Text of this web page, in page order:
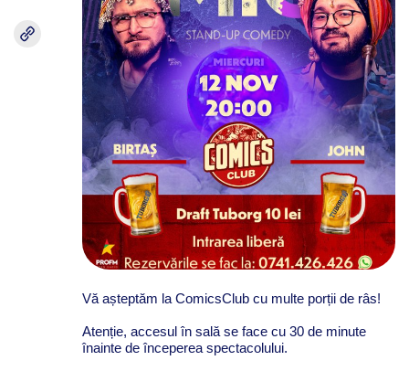
Vă așteptăm la ComicsClub cu multe porții de râs!
Atenție, accesul în sală se face cu 30 de minute
înainte de începerea spectacolului.